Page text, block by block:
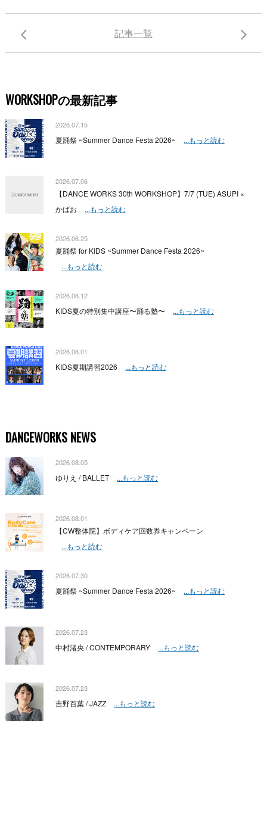
記事一覧
WORKSHOPの最新記事
2026.07.15
夏踊祭 ~Summer Dance Festa 2026~ ...もっと読む
2026.07.06
【DANCE WORKS 30th WORKSHOP】7/7 (TUE) ASUPI ×
かばお
...もっと読む
2026.06.25
夏踊祭 for KIDS ~Summer Dance Festa 2026~
...もっと読む
2026.06.12
KIDS夏の特別集中講座〜踊る塾〜 ...もっと読む
2026.06.01
KIDS夏期講習2026 ...もっと読む
DANCEWORKS NEWS
2026.08.05
ゆりえ / BALLET ...もっと読む
2026.08.01
【CW整体院】ボディケア回数券キャンペーン
...もっと読む
2026.07.30
夏踊祭 ~Summer Dance Festa 2026~ ...もっと読む
2026.07.23
中村渚央 / CONTEMPORARY ...もっと読む
2026.07.23
吉野百葉 / JAZZ ...もっと読む